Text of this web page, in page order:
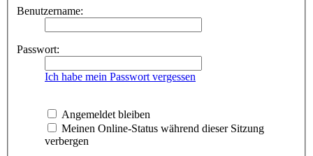
Benutzername:
Passwort:
Ich habe mein Passwort vergessen
Angemeldet bleiben
Meinen Online-Status während dieser Sitzung
verbergen